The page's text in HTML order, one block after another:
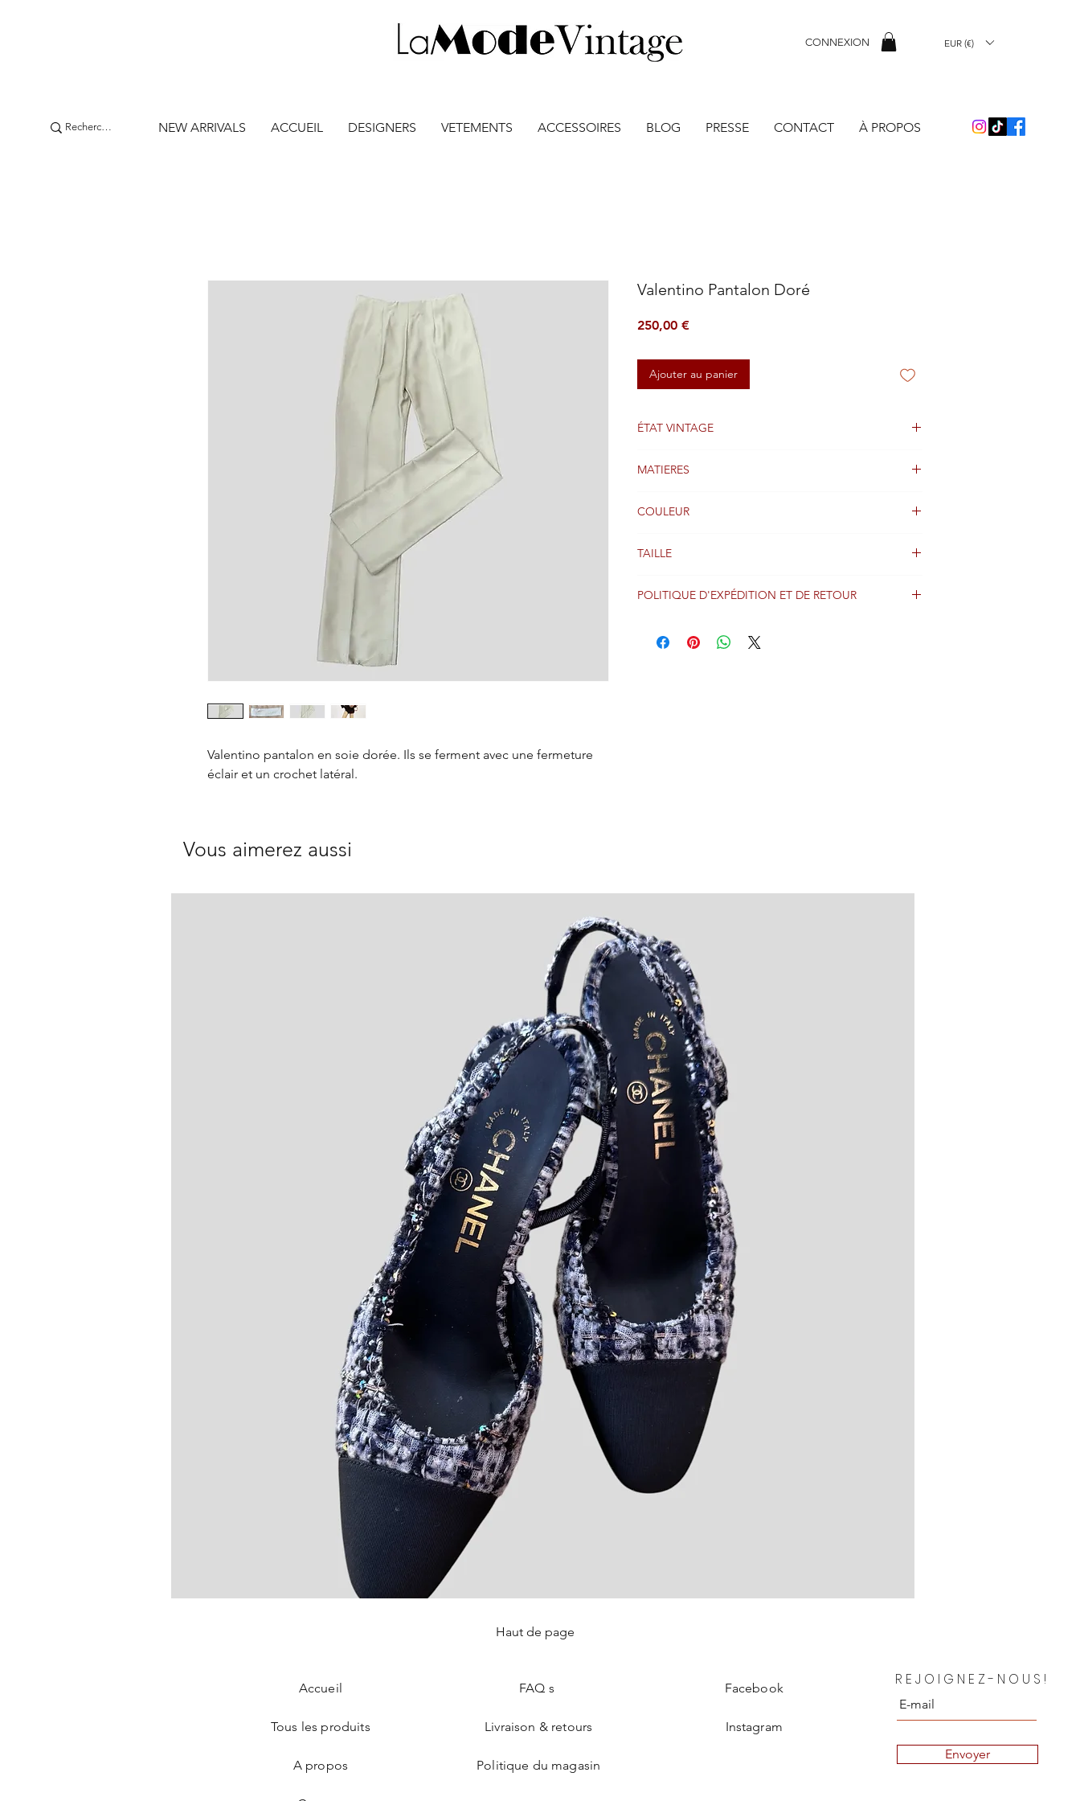
CONNEXION EUR (€)
NEW ARRIVALS ACCUEIL DESIGNERS VETEMENTS ACCESSOIRES BLOG PRESSE CONTACT À PROPOS
Valentino pantalon en soie dorée. Ils se ferment avec une fermeture
éclair et un crochet latéral.
Valentino Pantalon Doré
250,00 €Prix
Ajouter au panier
ÉTAT VINTAGE
MATIERES
COULEUR
TAILLE
POLITIQUE D'EXPÉDITION ET DE RETOUR
réception du paiement et sont expédiés dans le monde
Vous aimerez aussi
Prix
850,00 €
Accueil
Tous les produits
A propos
Haut de page
FAQ s
Livraison & retours
Politique du magasin
Facebook
Instagram
REJOIGNEZ-NOUS!
Envoyer